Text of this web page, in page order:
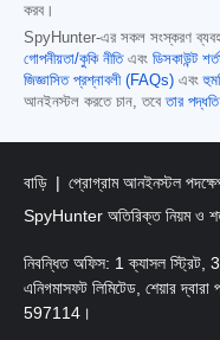
করব।
SpyHunter-এর সকল সংস্করণ
গোপনীয়তা/কুকি নীতিএবং ডিসকাউন্ট
জিজ্ঞাসিত প্রশ্নাবলী (FAQs) এবং
আনইনস্টল করতে চান, তবেতার
বাড়ি প্রোগ্রাম আনইনস্টল
SpyHunter অতিরিক্ত নিয়ম ও
নিবন্ধিত অফিস: 1 ক্যাসল স্ট্রিট,
এনিগমাসফট লিমিটেড, শেয়ার
597114।